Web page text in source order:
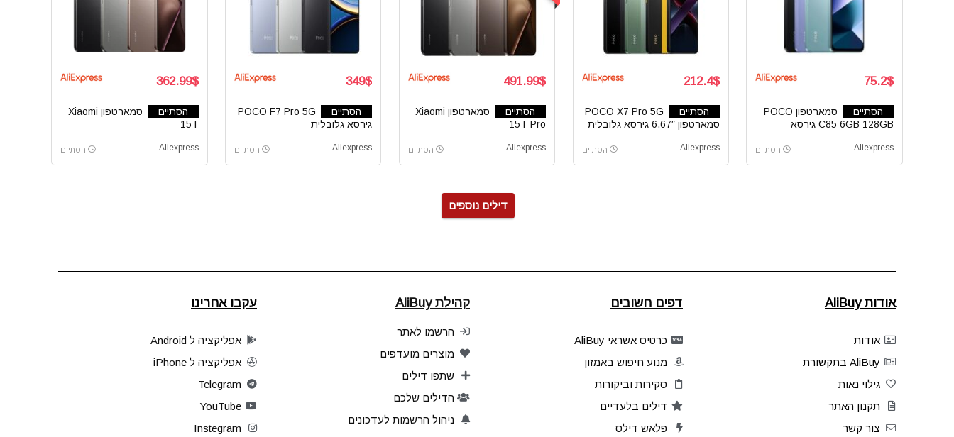
75.2$
הסתיים
סמארטפון POCO
C85 6GB 128GB גירסא
Aliexpress הסתיים
212.4$
הסתיים
POCO X7 Pro 5G
סמארטפון 6.67″ גירסא גלובלית
Aliexpress הסתיים
491.99$
הסתיים
סמארטפון Xiaomi
15T Pro
Aliexpress הסתיים
349$
הסתיים
POCO F7 Pro 5G
גירסא גלובלית
Aliexpress הסתיים
362.99$
הסתיים
סמארטפון Xiaomi
15T
Aliexpress הסתיים
דילים נוספים
אודות AliBuy
אודות
AliBuy בתקשורת
גילוי נאות
תקנון האתר
צור קשר
דפים חשובים
כרטיס אשראי AliBuy
מנוע חיפוש באמזון
סקירות וביקורות
דילים בלעדיים
פלאש דילס
קהילת AliBuy
הרשמו לאתר
מוצרים מועדפים
שתפו דילים
הדילים שלכם
ניהול הרשמות לעדכונים
עקבו אחרינו
אפליקציה ל Android
אפליקציה ל iPhone
Telegram
YouTube
Instegram